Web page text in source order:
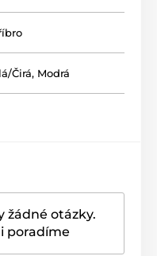
Čirá, Modrá
žádné otázky.
poradíme